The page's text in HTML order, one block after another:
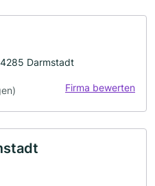
Darmstadt
Firma bewerten